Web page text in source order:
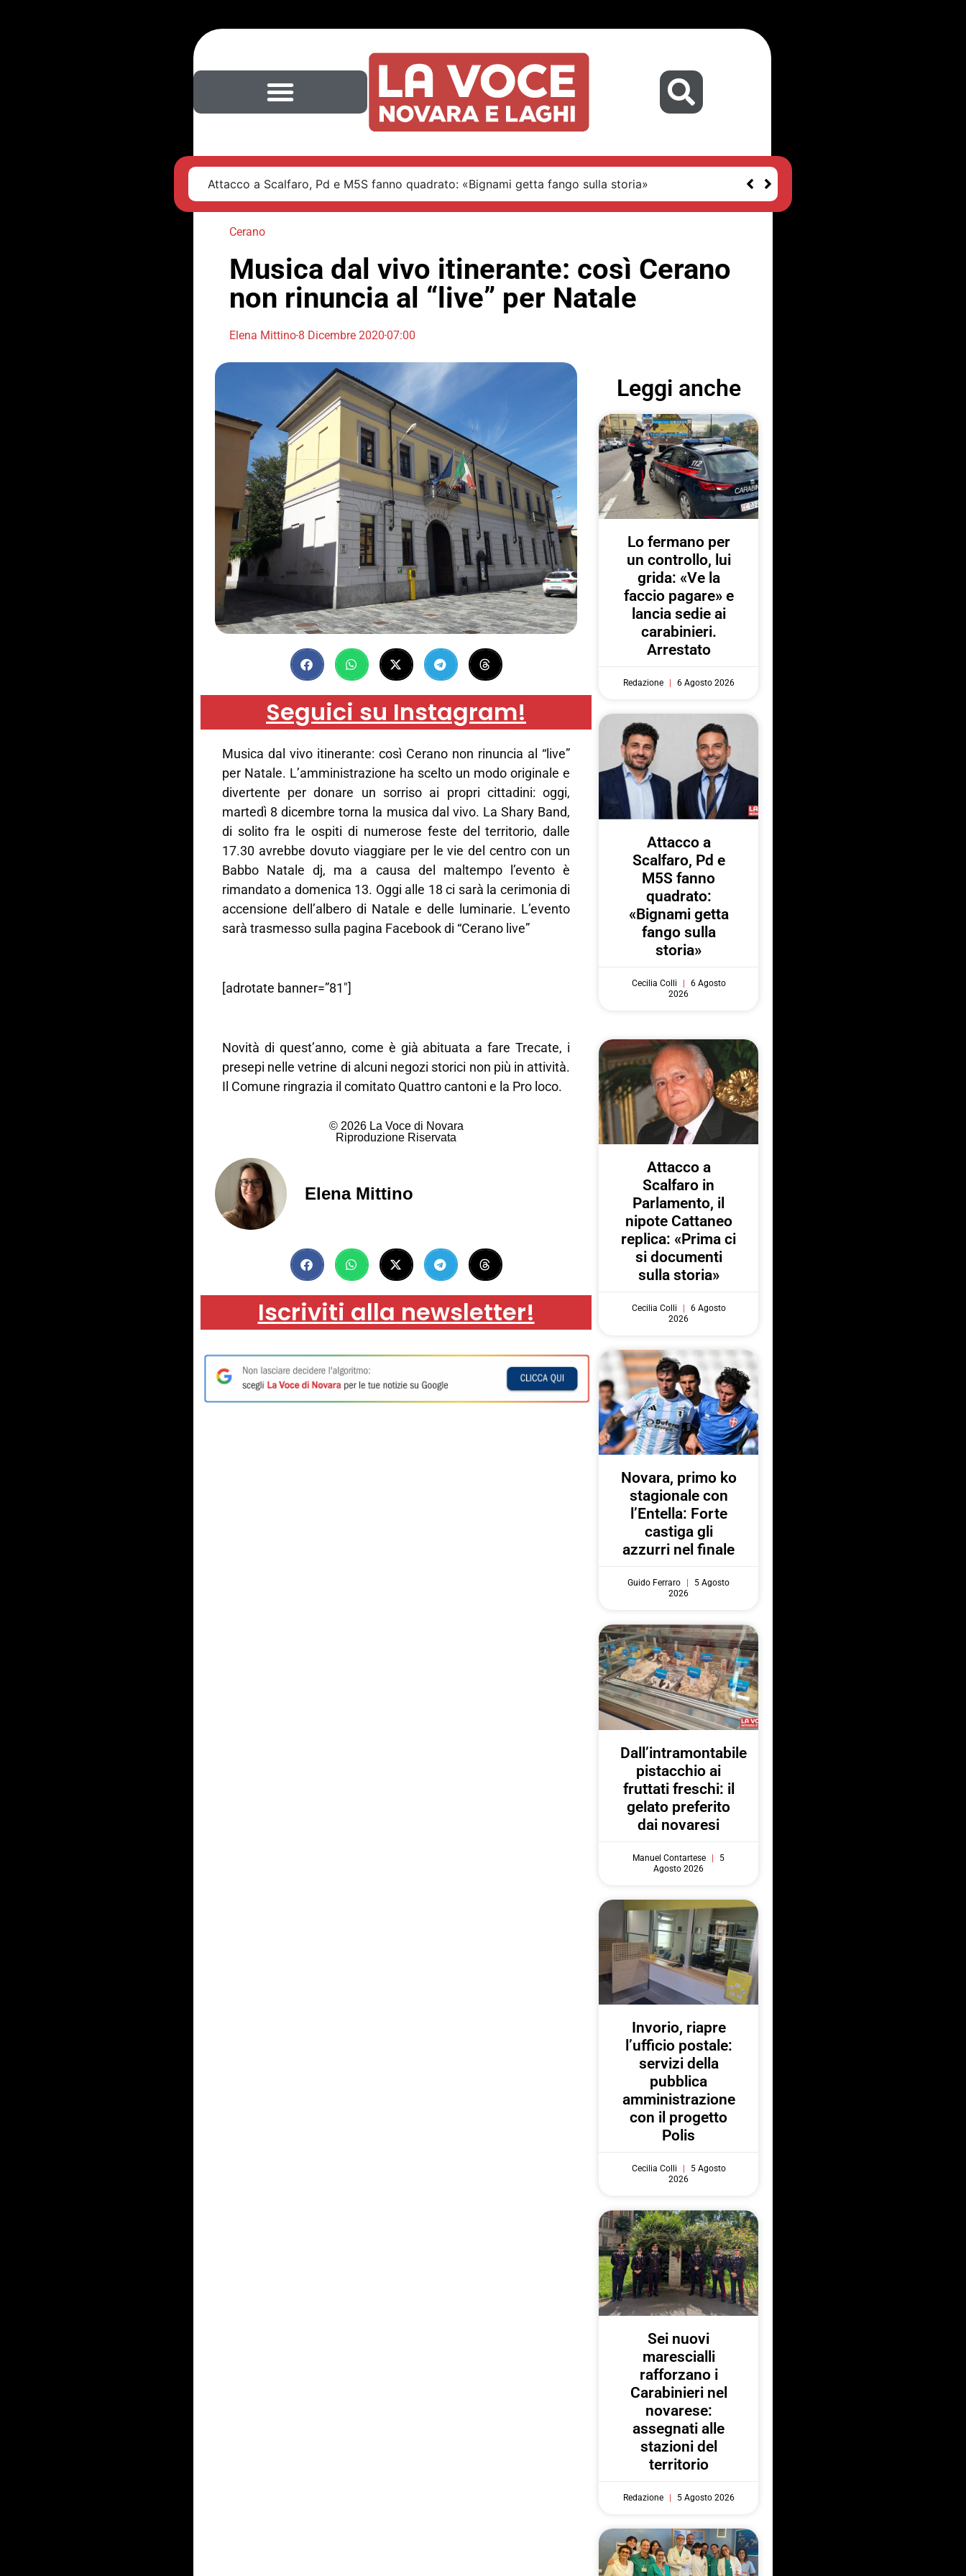
Attacco a Scalfaro, Pd e M5S fanno quadrato: «Bignami getta fango sulla storia»
Cerano
Musica dal vivo itinerante: così Cerano
non rinuncia al “live” per Natale
Elena Mittino8 Dicembre 202007:00
Seguici su Instagram!
Musica dal vivo itinerante: così Cerano non rinuncia al “live”
per Natale. L’amministrazione ha scelto un modo originale e
divertente per donare un sorriso ai propri cittadini: oggi,
martedì 8 dicembre torna la musica dal vivo. La Shary Band,
di solito fra le ospiti di numerose feste del territorio, dalle
17.30 avrebbe dovuto viaggiare per le vie del centro con un
Babbo Natale dj, ma a causa del maltempo l’evento è
rimandato a domenica 13. Oggi alle 18 ci sarà la cerimonia di
accensione dell’albero di Natale e delle luminarie. L’evento
sarà trasmesso sulla pagina Facebook di “Cerano live”
[adrotate banner=”81″]
Novità di quest’anno, come è già abituata a fare Trecate, i
presepi nelle vetrine di alcuni negozi storici non più in attività.
Il Comune ringrazia il comitato Quattro cantoni e la Pro loco.
© 2026 La Voce di Novara
Riproduzione Riservata
Elena Mittino
Iscriviti alla newsletter!
Leggi anche
Lo fermano per
un controllo, lui
grida: «Ve la
faccio pagare» e
lancia sedie ai
carabinieri.
Arrestato
Redazione 6 Agosto 2026
Attacco a
Scalfaro, Pd e
M5S fanno
quadrato:
«Bignami getta
fango sulla
storia»
Cecilia Colli
6 Agosto
2026
Attacco a
Scalfaro in
Parlamento, il
nipote Cattaneo
replica: «Prima ci
si documenti
sulla storia»
Cecilia Colli
6 Agosto
2026
Novara, primo ko
stagionale con
l’Entella: Forte
castiga gli
azzurri nel finale
Guido Ferraro
5 Agosto
2026
Dall’intramontabile
pistacchio ai
fruttati freschi: il
gelato preferito
dai novaresi
Manuel Contartese
5
Agosto 2026
Invorio, riapre
l’ufficio postale:
servizi della
pubblica
amministrazione
con il progetto
Polis
Cecilia Colli
5 Agosto
2026
Sei nuovi
marescialli
rafforzano i
Carabinieri nel
novarese:
assegnati alle
stazioni del
territorio
Redazione 5 Agosto 2026